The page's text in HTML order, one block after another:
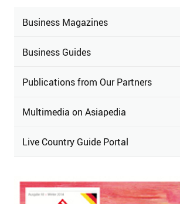
Business Magazines
Business Guides
Publications from Our Partners
Multimedia on Asiapedia
Live Country Guide Portal